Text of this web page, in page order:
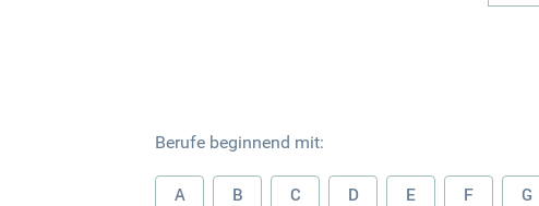
Berufe beginnend mit:
A B C D E F G